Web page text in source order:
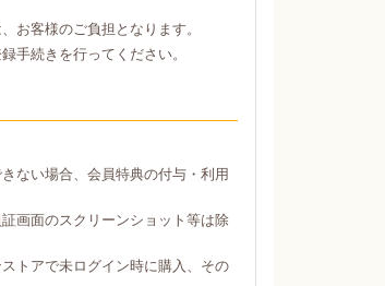
お客様のご負担となります。
手続きを行ってください。
ない場合、会員特典の付与・利用
画面のスクリーンショット等は除
トアで未ログイン時に購入、その